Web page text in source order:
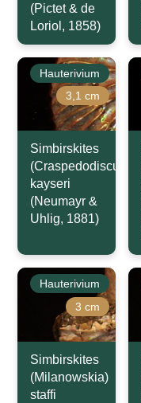
(Pictet & de
Loriol, 1858)
Hauterivium
3,1 cm
Simbirskites
(Craspedodiscus)
kayseri
(Neumayr &
Uhlig, 1881)
Hauterivium
3 cm
Simbirskites
(Milanowskia)
staffi